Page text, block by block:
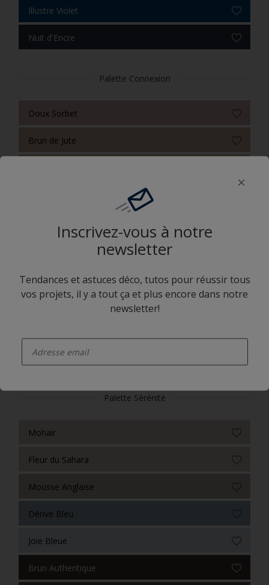
Illustre Violet
Nuit d'Encre
Palette Connexion
Doux Sorbet
Brun de Jute
Rouge Lubéron
Érable Fantaisie
Illustre Violet
Palette Sérénité
Mohair
Fleur du Sahara
Mousse Anglaise
Dérive Bleu
Joie Bleue
Brun Authentique
Inscrivez-vous à notre
newsletter
Tendances et astuces déco, tutos pour réussir tous
vos projets, il y a tout ça et plus encore dans notre
newsletter!